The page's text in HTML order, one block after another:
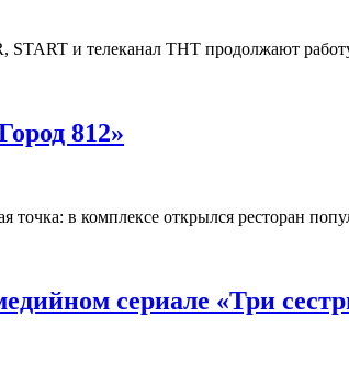
и телеканал ТНТ продолжают
812»
точка: в комплексе открылся ресторан
сериале «Три